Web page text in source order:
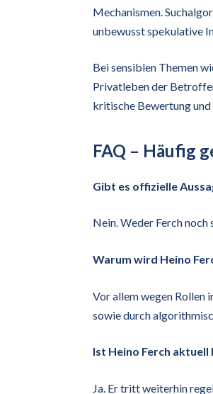
Mechanismen.
unbewusst spekulative
Bei sensiblen Themen
Privatleben der
kritische Bewertung
FAQ – Häufig
Gibt es offizielle
Nein. Weder Ferch
Warum wird Heino
Vor allem wegen Rollen
sowie durch
Ist Heino Ferch
Ja. Er tritt weiterhin